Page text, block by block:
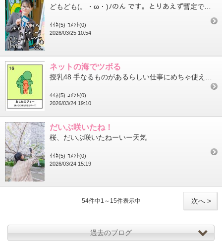
ｲｲﾈ(5) ｺﾒﾝﾄ(0)
2026/03/25 10:54
ネットの海でツボる
ｲｲﾈ(5) ｺﾒﾝﾄ(0)
2026/03/24 19:10
だいぶ咲いたね！
桜、だいぶ咲いたねーいー天気
ｲｲﾈ(5) ｺﾒﾝﾄ(0)
2026/03/24 15:19
次へ >
54件中1～15件表示中
過去のブログ